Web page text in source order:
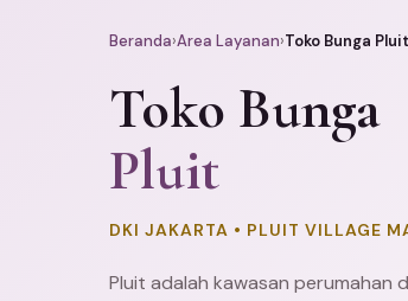
Beranda›Area Layanan›Toko Bunga Pluit
Toko Bunga
Pluit
DKI JAKARTA • PLUIT VILLAGE
Pluit adalah kawasan perumahan